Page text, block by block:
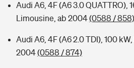
Audi A6, 4F (A6 3.0 QUATTRO),
Limousine, ab 2004(0588 / 858)
Audi A6, 4F (A6 2.0 TDI), 100
2004(0588 / 874)